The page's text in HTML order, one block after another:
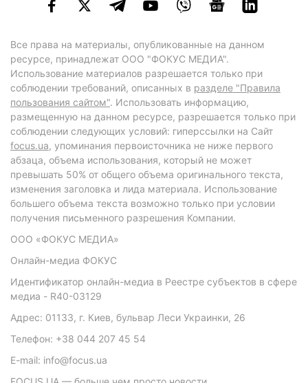
Все права на материалы, опубликованные на данном
ресурсе, принадлежат ООО "ФОКУС МЕДИА".
Использование материалов разрешается только при
соблюдении требований, описанных в разделе "Правила
пользования сайтом". Использовать информацию,
размещенную на данном ресурсе, разрешается только при
соблюдении следующих условий: гиперссылки на Сайт
focus.ua, упоминания первоисточника не ниже первого
абзаца, объема использования, который не может
превышать 50% от общего объема оригинального текста,
изменения заголовка и лида материала. Использование
большего объема текста возможно только при условии
получения письменного разрешения Компании.
ООО «ФОКУС МЕДИА»
Онлайн-медиа ФОКУС
Идентификатор онлайн-медиа в Реестре субъектов в сфере
медиа - R40-03129
Адрес: 01133, г. Киев, бульвар Леси Украинки, 26
Телефон: +38 044 207 45 54
E-mail: info@focus.ua